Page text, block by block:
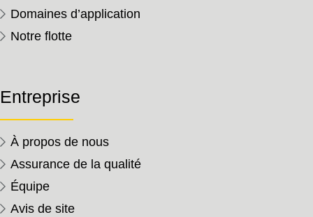
Domaines d’application
Notre flotte
Entreprise
À propos de nous
Assurance de la qualité
Équipe
Avis de site